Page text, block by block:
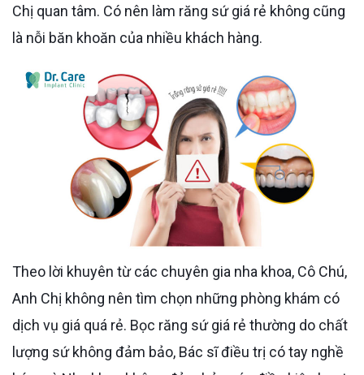
Chị quan tâm. Có nên làm răng sứ giá rẻ không cũng
là nỗi băn khoăn của nhiều khách hàng.
Theo lời khuyên từ các chuyên gia nha khoa, Cô Chú,
Anh Chị không nên tìm chọn những phòng khám có
dịch vụ giá quá rẻ. Bọc răng sứ giá rẻ thường do chất
lượng sứ không đảm bảo, Bác sĩ điều trị có tay nghề